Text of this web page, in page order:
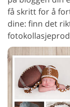
få skritt for å
dine: finn det